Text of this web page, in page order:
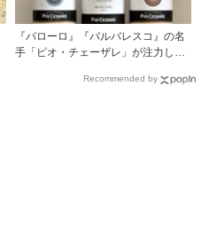
『バローロ』『バルバレスコ』の名
手「ピオ・チェーザレ」が注力し
畑）”シリーズ！Recommended by